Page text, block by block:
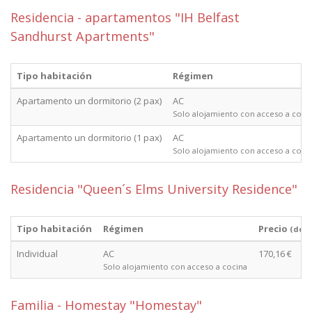
Residencia - apartamentos "IH Belfast
Sandhurst Apartments"
Tipo habitación
Régimen
Apartamento un dormitorio (2 pax)
AC
Solo alojamiento con acceso a
Apartamento un dormitorio (1 pax) AC
Solo alojamiento con acceso a
Residencia "Queen´s Elms University Residence"
Tipo habitación Régimen Precio
Individual AC
Solo alojamiento con acceso a cocina
170,16 €
Familia - Homestay "Homestay"